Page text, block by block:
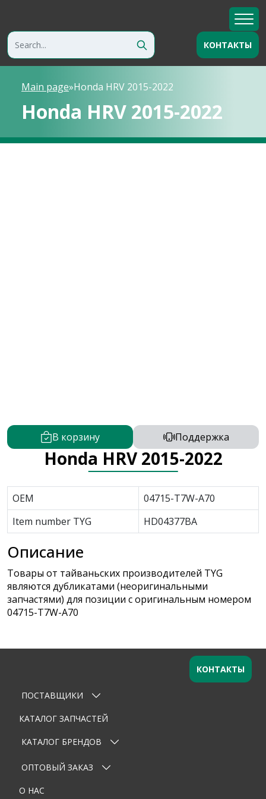
КОНТАКТЫ
Main page»Honda HRV 2015-2022
Honda HRV 2015-2022
В корзину Поддержка
Honda HRV 2015-2022
OEM
04715-T7W-A70
Item number TYG
HD04377BA
Описание
Товары от тайваньских производителей TYG
являются дубликатами (неоригинальными
запчастями) для позиции с оригинальным номером
04715-T7W-A70
Оставьте заявку
Ваше имя
Email
Телефон
ПОСТАВЩИКИ
КАТАЛОГ ЗАПЧАСТЕЙ
КАТАЛОГ БРЕНДОВ
ОПТОВЫЙ ЗАКАЗ
О НАС
КОНТАКТЫ